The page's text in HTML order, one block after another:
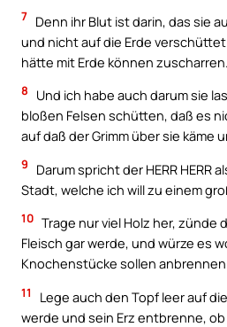
7 Denn ihr Blut ist darin, das sie
und nicht auf die Erde verschüttet
hätte mit Erde können zuscharren.
8
Und ich habe auch darum sie
bloßen Felsen schütten, daß es
auf daß der Grimm über sie käme
9
Darum spricht der HERR HERR
Stadt, welche ich will zu einem
10 Trage nur viel Holz her, zünde
Fleisch gar werde, und würze es
Knochenstücke sollen
11
Lege auch den Topf leer auf
werde und sein Erz entbrenne,